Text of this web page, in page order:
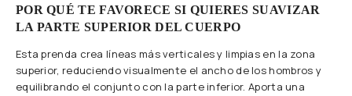
POR QUÉ TE FAVORECE SI QUIERES SUAVIZAR
LA PARTE SUPERIOR DEL CUERPO
Esta prenda crea líneas más verticales y limpias en la zona
superior, reduciendo visualmente el ancho de los hombros y
equilibrando el conjunto con la parte inferior. Aporta una